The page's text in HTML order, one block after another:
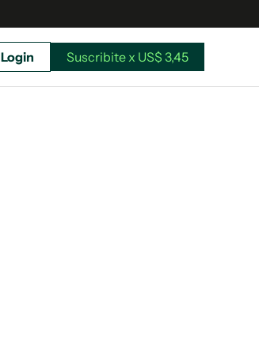
Login Suscribite x US$ 3,45